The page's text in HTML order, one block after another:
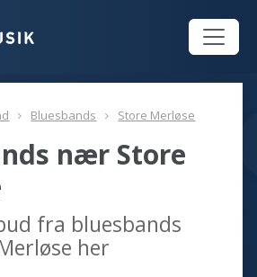
Bluesbands Store Merløse
nær Store
fra bluesbands
her